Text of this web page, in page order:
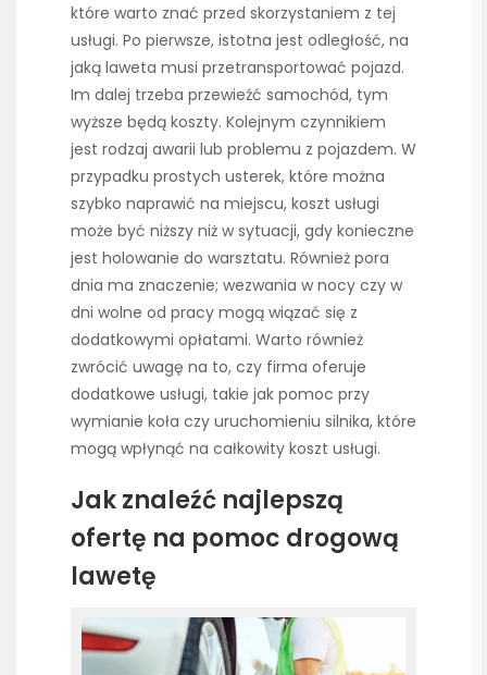
które warto znać przed skorzystaniem z tej
usługi. Po pierwsze, istotna jest odległość, na
jaką laweta musi przetransportować pojazd.
Im dalej trzeba przewieźć samochód, tym
wyższe będą koszty. Kolejnym czynnikiem
jest rodzaj awarii lub problemu z pojazdem. W
przypadku prostych usterek, które można
szybko naprawić na miejscu, koszt usługi
może być niższy niż w sytuacji, gdy konieczne
jest holowanie do warsztatu. Również pora
dnia ma znaczenie; wezwania w nocy czy w
dni wolne od pracy mogą wiązać się z
dodatkowymi opłatami. Warto również
zwrócić uwagę na to, czy firma oferuje
dodatkowe usługi, takie jak pomoc przy
wymianie koła czy uruchomieniu silnika, które
mogą wpłynąć na całkowity koszt usługi.
Jak znaleźć najlepszą
ofertę na pomoc drogową
lawetę